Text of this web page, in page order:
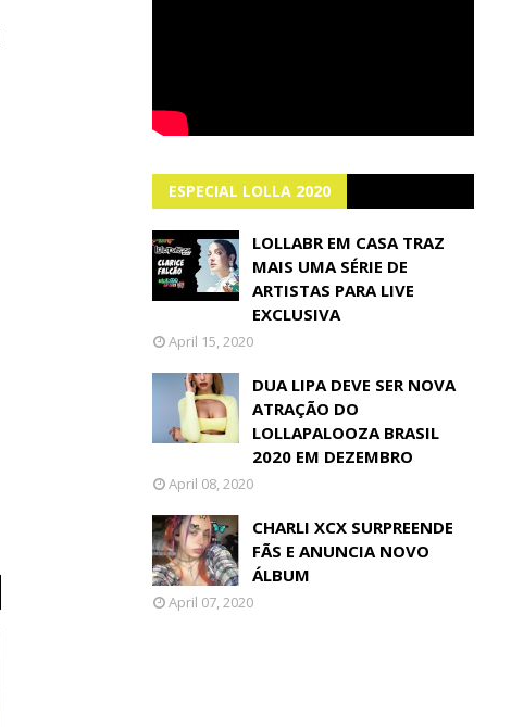
ESPECIAL LOLLA 2020
LOLLABR EM CASA TRAZ
MAIS UMA SÉRIE DE
ARTISTAS PARA LIVE
EXCLUSIVA
April 15, 2020
DUA LIPA DEVE SER NOVA
ATRAÇÃO DO
LOLLAPALOOZA BRASIL
2020 EM DEZEMBRO
April 08, 2020
CHARLI XCX SURPREENDE
FÃS E ANUNCIA NOVO
ÁLBUM
April 07, 2020